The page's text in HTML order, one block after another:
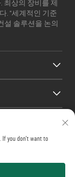
최상의 장비를 제
. "세계적인 기준
설 솔루션을 논의
번지, 셰핑 산업
If you don't want to